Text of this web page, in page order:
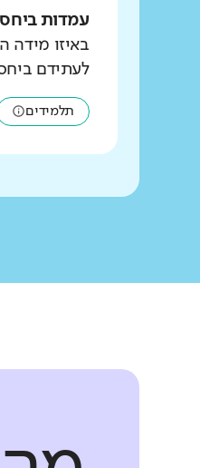
עמדות
באיזו מידה
לעתידם
תלמידים